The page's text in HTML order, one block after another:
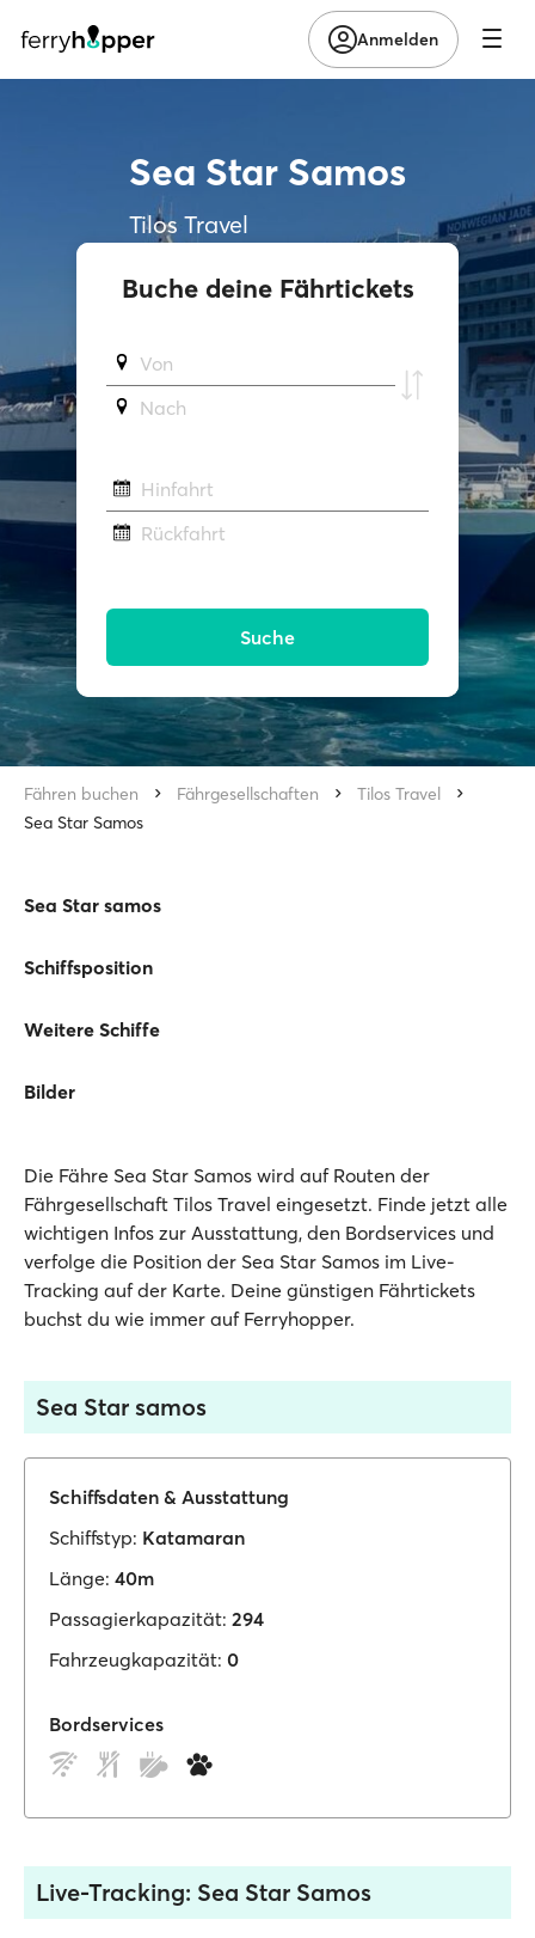
Anmelden
Sea Star Samos
Tilos Travel
Buche deine Fährtickets
Von
Νach
Hinfahrt
Rückfahrt
Suche
Fähren buchen Fährgesellschaften
Tilos Travel
Sea Star Samos
Sea Star samos
Schiffsposition
Weitere Schiffe
Bilder
Die Fähre Sea Star Samos wird auf Routen der
Fährgesellschaft Tilos Travel eingesetzt. Finde jetzt alle
wichtigen Infos zur Ausstattung, den Bordservices und
verfolge die Position der Sea Star Samos im Live-
Tracking auf der Karte. Deine günstigen Fährtickets
buchst du wie immer auf Ferryhopper.
Sea Star samos
Schiffsdaten & Ausstattung
Schiffstyp: Katamaran
Länge: 40m
Passagierkapazität: 294
Fahrzeugkapazität: 0
Bordservices
Live-Tracking: Sea Star Samos